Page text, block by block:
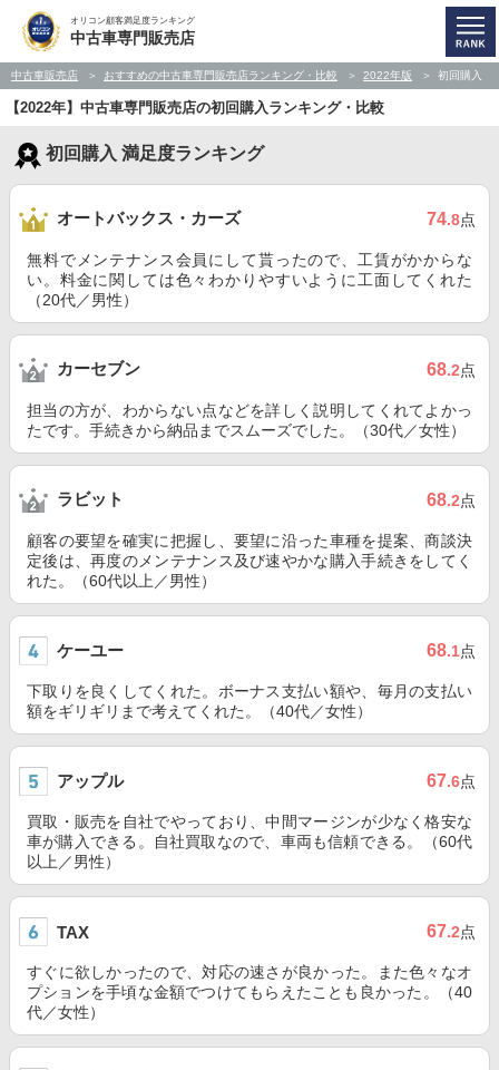
オリコン顧客満足度ランキング
中古車専門販売店
中古車販売店 おすすめの中古車専門販売店ランキング・比較 2022年版 初回購入
【2022年】中古車専門販売店の初回購入ランキング・比較
初回購入 満足度ランキング
オートバックス・カーズ 74.8点
無料でメンテナンス会員にして貰ったので、工賃がかからな
い。料金に関しては色々わかりやすいように工面してくれた
（20代／男性）
カーセブン 68.2点
担当の方が、わからない点などを詳しく説明してくれてよかっ
たです。手続きから納品までスムーズでした。（30代／女性）
ラビット 68.2点
顧客の要望を確実に把握し、要望に沿った車種を提案、商談決
定後は、再度のメンテナンス及び速やかな購入手続きをしてく
れた。（60代以上／男性）
ケーユー 68.1点
下取りを良くしてくれた。ボーナス支払い額や、毎月の支払い
額をギリギリまで考えてくれた。（40代／女性）
アップル 67.6点
買取・販売を自社でやっており、中間マージンが少なく格安な
車が購入できる。自社買取なので、車両も信頼できる。（60代
以上／男性）
TAX 67.2点
すぐに欲しかったので、対応の速さが良かった。また色々なオ
プションを手頃な金額でつけてもらえたことも良かった。（40
代／女性）